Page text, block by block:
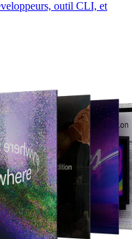
outil CLI, et